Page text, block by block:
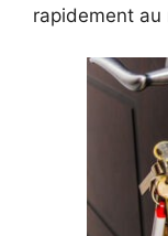
rapidement